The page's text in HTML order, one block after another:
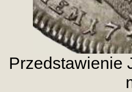
Przedstawienie